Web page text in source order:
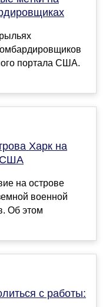
портала США.
Харк на
США
на острове
военной
Об этом
с работы: